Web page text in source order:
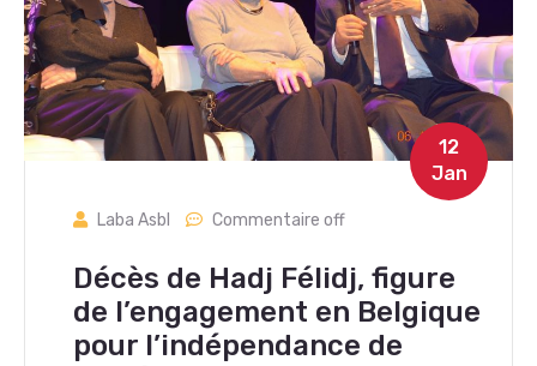
12
Jan
Laba Asbl Commentaire off
Décès de Hadj Félidj, figure
de l’engagement en Belgique
pour l’indépendance de